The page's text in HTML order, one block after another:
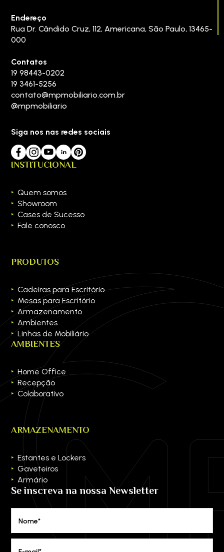
Endereço
Rua Dr. Cândido Cruz, 112,Americana,São Paulo,13465-
000
Contatos
19 98443-0202
19 3461-5256
contato@mpmobiliario.com.br
@mpmobiliario
Siga nos nas redes sociais
INSTITUCIONAL
Quem somos
Showroom
Cases de Sucesso
Fale conosco
PRODUTOS
Cadeiras para Escritório
Mesas para Escritório
Armazenamento
Ambientes
Linhas de Mobiliário
AMBIENTES
Home Office
Recepção
Colaborativo
ARMAZENAMENTO
Estantes e Lockers
Gaveteiros
Armário
Se inscreva na nossa Newsletter
Nome*